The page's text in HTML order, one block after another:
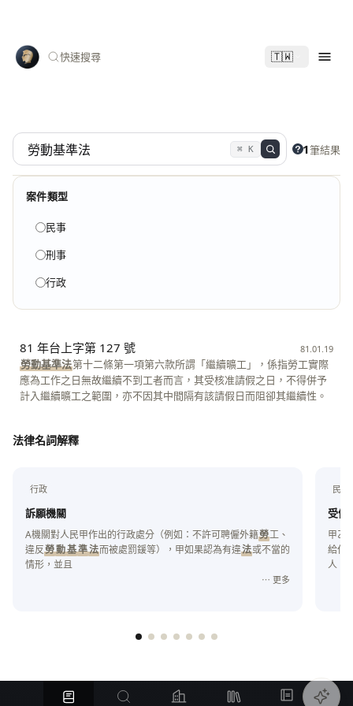
快速搜尋 🇹🇼
⌘ K 1筆結果
案件類型
民事
刑事
行政
81 年台上字第 127 號 81.01.19
勞動基準法第十二條第一項第六款所謂「繼續曠工」，係指勞工實際
應為工作之日無故繼續不到工者而言，其受核准請假之日，不得併予
計入繼續曠工之範圍，亦不因其中間隔有該請假日而阻卻其繼續性。
法律名詞解釋
行政
訴願機關
A機關對人民甲作出的行政處分（例如：不許可聘僱外籍勞工、
違反勞動基準法而被處罰鍰等），甲如果認為有違法或不當的
情形，並且
⋯ 更多
民事
受僱
甲乙
給付
人，